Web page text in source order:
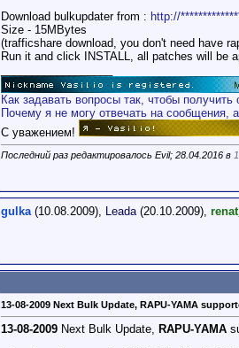
Download bulkupdater from : http://
Size - 15MBytes
(trafficshare download, you don't need have
Run it and click INSTALL, all patches will be
Как задавать вопросы так, чтобы получить
Почему я не могу отвечать на сообщения,
С уважением!
Последний раз редактировалось Evil; 28.04.2016 в
gulka(10.08.2009), Leada(20.10.2009),
13-08-2009 Next Bulk Update, RAPU-YAMA
13-08-2009 Next Bulk Update, RAPU-YAMA